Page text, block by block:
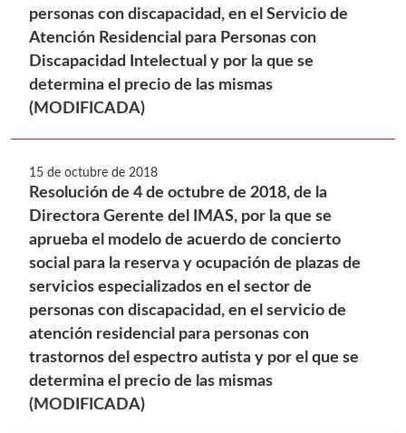
personas con discapacidad, en el Servicio de
Atención Residencial para Personas con
Discapacidad Intelectual y por la que se
determina el precio de las mismas
(MODIFICADA)
15 de octubre de 2018
Resolución de 4 de octubre de 2018, de la
Directora Gerente del IMAS, por la que se
aprueba el modelo de acuerdo de concierto
social para la reserva y ocupación de plazas de
servicios especializados en el sector de
personas con discapacidad, en el servicio de
atención residencial para personas con
trastornos del espectro autista y por el que se
determina el precio de las mismas
(MODIFICADA)